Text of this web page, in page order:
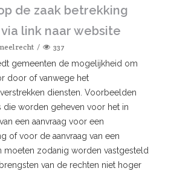
de zaak betrekking
link naar website
recht 337
gemeenten de mogelijkheid om
door of vanwege het
diensten. Voorbeelden
die worden geheven voor het in
een aanvraag voor een
of voor de aanvraag van een
moeten zodanig worden vastgesteld
van de rechten niet hoger